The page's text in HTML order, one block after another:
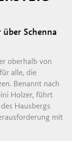
Schenna
oberhalb von
alle, die
Benannt nach
Holzer, führt
Hausbergs
mit